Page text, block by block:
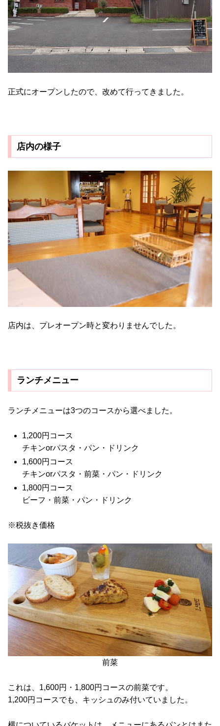
正式にオープンしたので、改めて行ってきました。
店内の様子
店内は、プレオープン時と変わりませんでした。
ランチメニュー
ランチメニューは3つのコースから選べました。
1,200円コース
チキンorパスタ・パン・ドリンク
1,600円コース
チキンorパスタ・前菜・パン・ドリンク
1,800円コース
ビーフ・前菜・パン・ドリンク
※税抜き価格
前菜
これは、1,600円・1,800円コースの前菜です。
1,200円コースでも、キッシュのみ付いていました。